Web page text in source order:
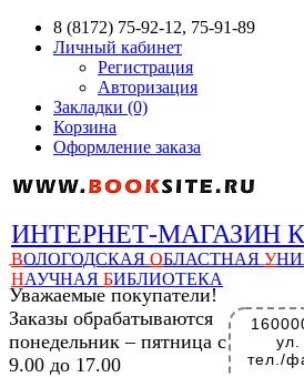
8 (8172) 75-92-12, 75-91-89
Личный кабинет
Регистрация
Авторизация
Закладки (0)
Корзина
Оформление заказа
ИНТЕРНЕТ-МАГАЗИН
ВОЛОГОДСКАЯ ОБЛАСТНАЯ У
НАУЧНАЯ БИБЛИОТЕКА
тел./
Уважаемые покупатели!
Заказы обрабатываются
понедельник – пятница с
9.00 до 17.00